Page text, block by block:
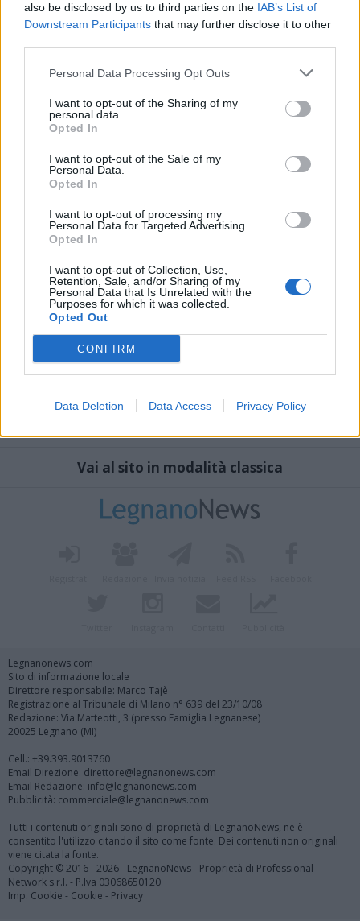
also be disclosed by us to third parties on the IAB’s List of
Downstream Participants that may further disclose it to other
Personal Data Processing Opt Outs
I want to opt-out of the Sharing of my
personal data.
Opted In
I want to opt-out of the Sale of my
Personal Data.
Opted In
I want to opt-out of processing my
Personal Data for Targeted Advertising.
Opted In
I want to opt-out of Collection, Use,
Retention, Sale, and/or Sharing of my
Personal Data that Is Unrelated with the
Purposes for which it was collected.
Opted Out
CONFIRM
Data Deletion Data Access Privacy Policy
articolo.
L'email è richiesta ma non verrà mostrata ai visitatori. Il contenuto di questo
commento esprime il pensiero dell'autore e non rappresenta la linea editoriale
di VareseNews.it, che rimane autonoma e indipendente. I messaggi inclusi nei
commenti non sono testi giornalistici, ma post inviati dai singoli lettori che
Vai al sito in modalità classica
Legnanonews.com
Sito di informazione locale
Direttore responsabile: Marco Tajè
Registrazione al Tribunale di Milano n° 639 del 23/10/08
Redazione: Via Matteotti, 3 (presso Famiglia Legnanese)
20025 Legnano (MI)
Cell.: +39.393.9013760
Email Direzione: direttore@legnanonews.com
Email Redazione: info@legnanonews.com
Pubblicità: commerciale@legnanonews.com
Tutti i contenuti originali sono di proprietà di LegnanoNews, ne è
consentito l'utilizzo citando il sito come fonte. Dei contenuti non originali
viene citata la fonte.
Copyright © 2016 - 2026 - LegnanoNews - Proprietà di Professional
Network s.r.l. - P.Iva 03068650120
Imp. Cookie - Cookie - Privacy